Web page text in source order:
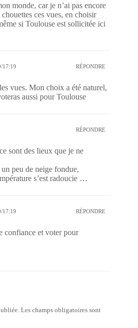
monde, car je n’ai pas encore
ces vues, en choisir
si Toulouse est sollicitée ici
17:19 RÉPONDRE
vues. Mon choix a été naturel,
aussi pour Toulouse
RÉPONDRE
sont des lieux que je ne
peu de neige fondue,
s’est radoucie …
17:19 RÉPONDRE
confiance et voter pour
Les champs obligatoires sont